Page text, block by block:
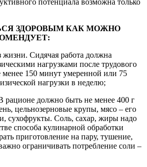
ЗДОРОВЫМ КАК МОЖНО
жизни. Сидячая работа должна
нагрузками после трудового
менее 150 минут умеренной или 75
нагрузки в неделю;
рационе должно быть не менее 400 г
цельнозерновые крупы, мясо – его
сухофрукты. Соль, сахар, жиры надо
способа кулинарной обработки
приготовление на пару, тушение,
ограничивать потребление соли –